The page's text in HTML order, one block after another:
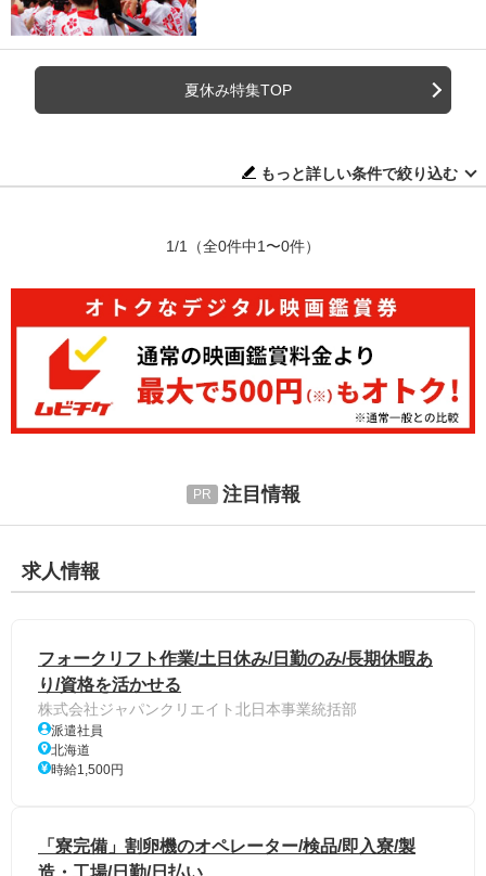
夏休み特集TOP
もっと詳しい条件で絞り込む
1/1 （全0件中1〜0件）
注目情報
求人情報
フォークリフト作業/土日休み/日勤のみ/長期休暇あ
り/資格を活かせる
株式会社ジャパンクリエイト北日本事業統括部
派遣社員
北海道
時給1,500円
「寮完備」割卵機のオペレーター/検品/即入寮/製
造・工場/日勤/日払い